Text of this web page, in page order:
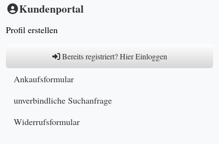
Kundenportal
Profil erstellen
Bereits registriert? Hier Einloggen
Ankaufsformular
unverbindliche Suchanfrage
Widerrufsformular